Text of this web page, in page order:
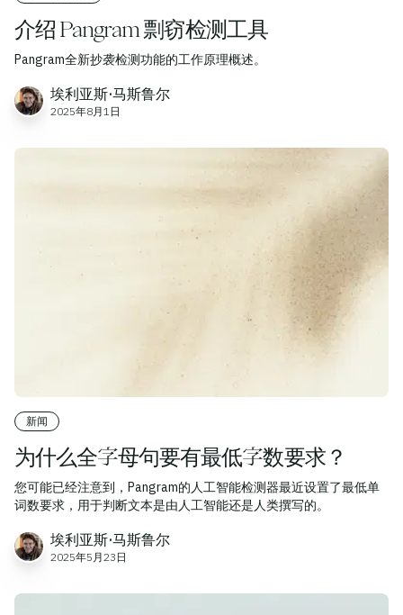
介绍 Pangram 剽窃检测工具
Pangram全新抄袭检测功能的工作原理概述。
埃利亚斯·马斯鲁尔
2025年8月1日
新闻
为什么全字母句要有最低字数要求？
您可能已经注意到，Pangram的人工智能检测器最近设置了最低单
词数要求，用于判断文本是由人工智能还是人类撰写的。
埃利亚斯·马斯鲁尔
2025年5月23日